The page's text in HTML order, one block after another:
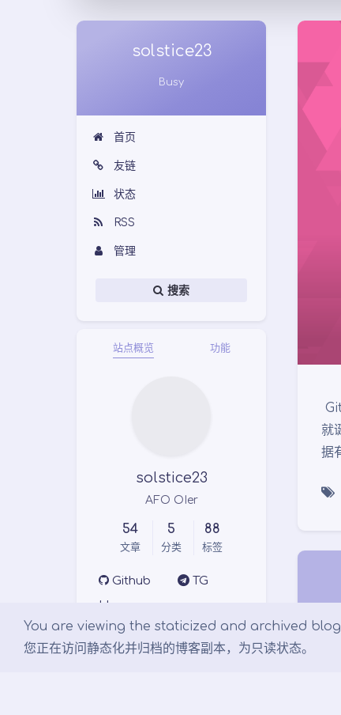
solstice23
Busy
首页
友链
状态
RSS
管理
搜索
站点概览 功能
solstice23
AFO OIer
54
文章
5
分类
88
标签
Github
TG
Links
就
据
You are viewing the staticized and archived
您正在访问静态化并归档的博客副本，为只读状态。